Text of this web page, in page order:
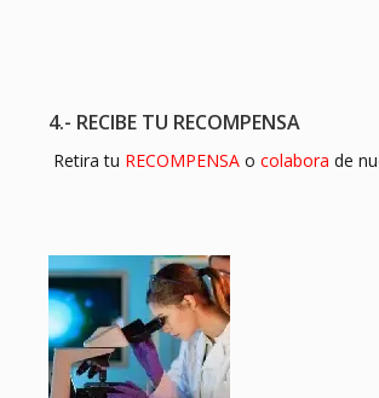
4.- RECIBE TU RECOMPENSA
Retira tu RECOMPENSA o colabora de